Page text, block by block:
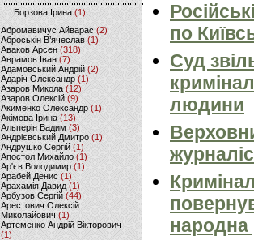
Борзова Ірина(1)
Абромавичус Айварас (2)
Аброськін В’ячеслав(1)
Аваков Арсен (318)
Аврамов Іван (7)
Адамовський Андрій(2)
Адаріч Олександр (1)
Азаров Микола (12)
Азаров Олексій (9)
Акименко Олександр(1)
Акімова Ірина(13)
Альперін Вадим (3)
Андрієвський Дмитро(1)
Андрушко Сергій(1)
Апостол Михайло(1)
Ар'єв Володимир (1)
Арабей Денис(1)
Арахамія Давид (1)
Арбузов Сергій (44)
Арестович Олексій
Миколайович(1)
Артеменко Андрій Вікторович
(1)
по
Суд
людини
народна